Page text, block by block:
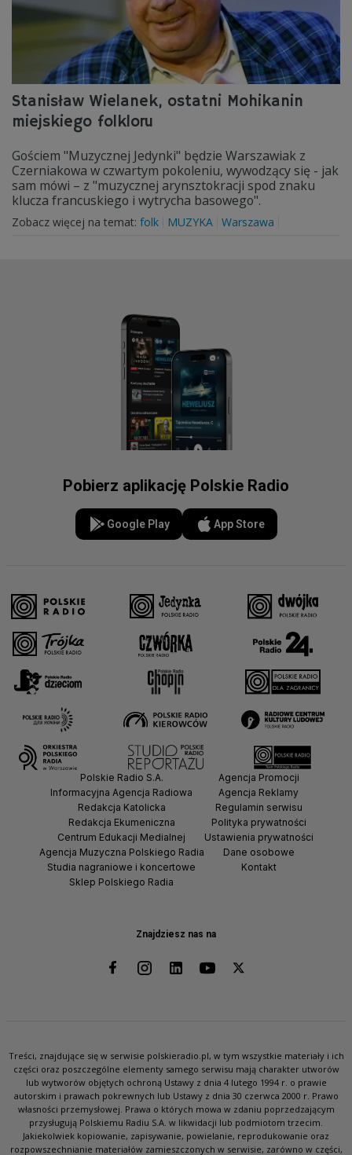
Stanisław Wielanek, ostatni Mohikanin
miejskiego folkloru
Gościem "Muzycznej Jedynki" będzie Warszawiak z
Czerniakowa w czwartym pokoleniu, wywodzący się - jak
sam mówi – z "muzycznej arynsztokracji spod znaku
klucza francuskiego i wytrycha basowego".
Zobacz więcej na temat: folk MUZYKA Warszawa
Pobierz aplikację Polskie Radio
Google Play App Store
Znajdziesz nas na
Polskie Radio S.A.
Informacyjna Agencja Radiowa
Redakcja Katolicka
Redakcja Ekumeniczna
Centrum Edukacji Medialnej
Agencja Muzyczna Polskiego Radia
Studia nagraniowe i koncertowe
Sklep Polskiego Radia
Agencja Promocji
Agencja Reklamy
Regulamin serwisu
Polityka prywatności
Ustawienia prywatności
Dane osobowe
Kontakt
Treści, znajdujące się w serwisie polskieradio.pl, w tym wszystkie materiały i ich
części oraz poszczególne elementy samego serwisu mają charakter utworów
lub wytworów objętych ochroną Ustawy z dnia 4 lutego 1994 r. o prawie
autorskim i prawach pokrewnych lub Ustawy z dnia 30 czerwca 2000 r. Prawo
własności przemysłowej. Prawa o których mowa w zdaniu poprzedzającym
przysługują Polskiemu Radiu S.A. w likwidacji lub podmiotom trzecim.
Jakiekolwiek kopiowanie, zapisywanie, powielanie, reprodukowanie oraz
rozpowszechnianie materiałów zamieszczonych w serwisie, zarówno w części,